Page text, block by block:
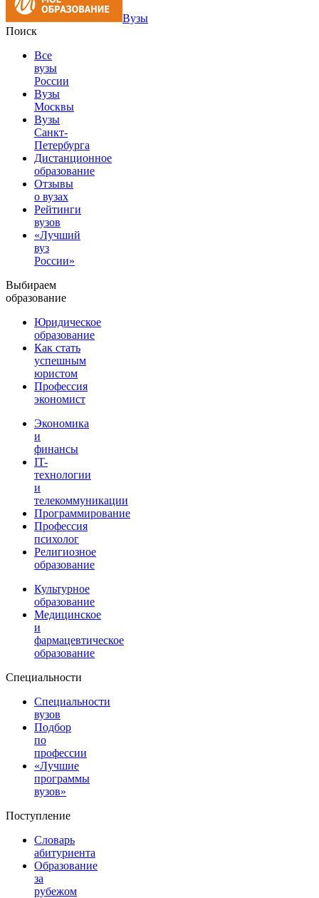
Вузы
Поиск
Все
вузы
России
Вузы
Москвы
Вузы
Санкт-
Петербурга
Дистанционное
образование
Отзывы
о вузах
Рейтинги
вузов
«Лучший
вуз
России»
Выбираем
образование
Юридическое
образование
Как стать
успешным
юристом
Профессия
экономист
Экономика
и
финансы
IT-
технологии
и
телекоммуникации
Программирование
Профессия
психолог
Религиозное
образование
Культурное
образование
Медицинское
и
фармацевтическое
образование
Специальности
Специальности
вузов
Подбор
по
профессии
«Лучшие
программы
вузов»
Поступление
Словарь
абитуриента
Образование
за
рубежом